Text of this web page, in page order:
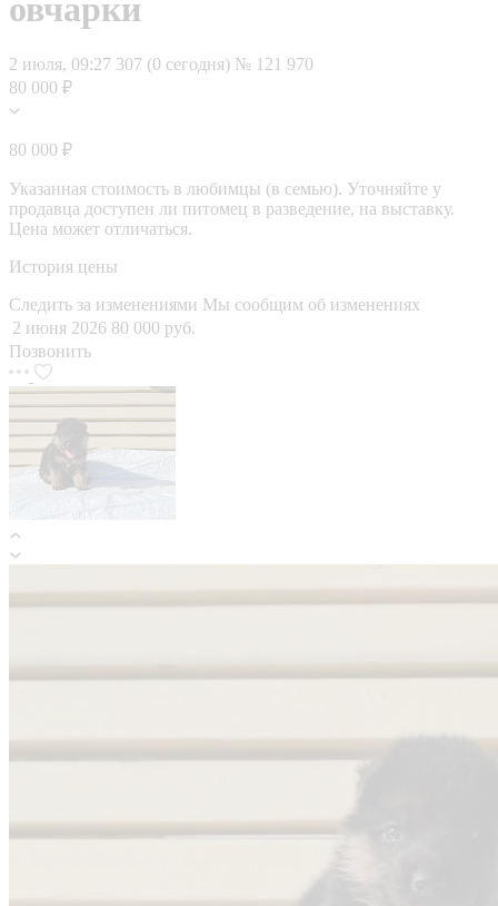
овчарки
2 июля, 09:27 307 (0 сегодня) № 121 970
80 000 ₽
80 000 ₽
Указанная стоимость в любимцы (в семью). Уточняйте у
продавца доступен ли питомец в разведение, на выставку.
Цена может отличаться.
История цены
Следить за изменениями Мы сообщим об изменениях
2 июня 2026 80 000 руб.
Позвонить